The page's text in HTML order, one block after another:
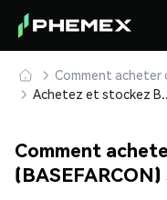
Comment acheter
Achetez et stockez
Comment